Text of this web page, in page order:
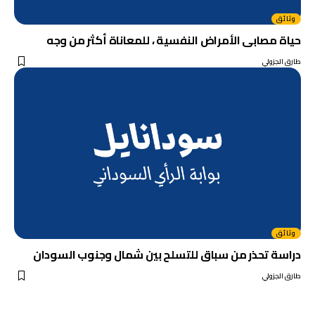
وثائق
حياة مصابى الأمراض النفسية ، للمعاناة أكثر من وجه
طارق الجزولي
وثائق
دراسة تحذر من سباق للتسلح بين شمال وجنوب السودان
طارق الجزولي